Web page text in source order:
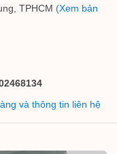
TPHCM (Xem bản
và thông tin liên hệ